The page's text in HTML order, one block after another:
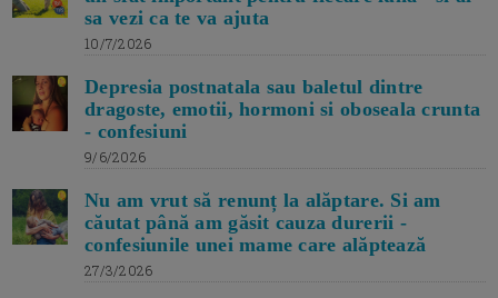
sa vezi ca te va ajuta
10/7/2026
Depresia postnatala sau baletul dintre
dragoste, emotii, hormoni si oboseala crunta
- confesiuni
9/6/2026
Nu am vrut să renunț la alăptare. Si am
căutat până am găsit cauza durerii -
confesiunile unei mame care alăptează
27/3/2026